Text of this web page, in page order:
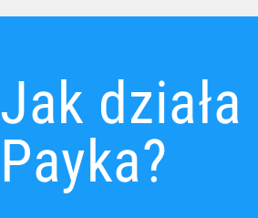
Jak działa
Payka?